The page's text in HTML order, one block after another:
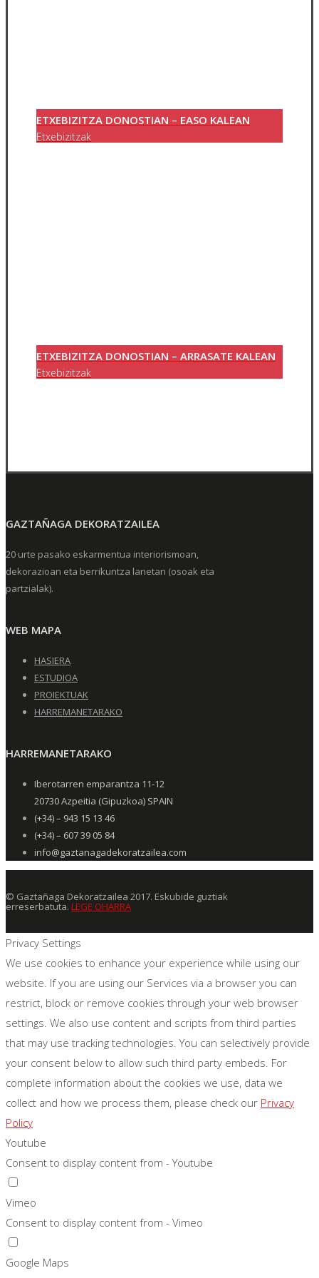
ETXEBIZITZA DONOSTIAN – EASO KALEAN
Etxebizitzak
ETXEBIZITZA DONOSTIAN – ARRASATE KALEAN
Etxebizitzak
GAZTAÑAGA DEKORATZAILEA
20 urte pasako eskarmentua interiorismoan,
dekorazioan eta berrikuntza lanetan (osoak eta
partzialak).
WEB MAPA
HASIERA
ESTUDIOA
PROIEKTUAK
HARREMANETARAKO
HARREMANETARAKO
Iberotarren emparantza 11-12
20730 Azpeitia (Gipuzkoa) SPAIN
(+34) – 943 15 13 46
(+34) – 607 39 05 84
info@gaztanagadekoratzailea.com
© Gaztañaga Dekoratzailea 2017. Eskubide guztiak
erreserbatuta. LEGE OHARRA
Privacy Settings
We use cookies to enhance your experience while using our
website. If you are using our Services via a browser you can
restrict, block or remove cookies through your web browser
settings. We also use content and scripts from third parties
that may use tracking technologies. You can selectively provide
your consent below to allow such third party embeds. For
complete information about the cookies we use, data we
collect and how we process them, please check our Privacy
Policy
Youtube
Consent to display content from - Youtube
Vimeo
Consent to display content from - Vimeo
Google Maps